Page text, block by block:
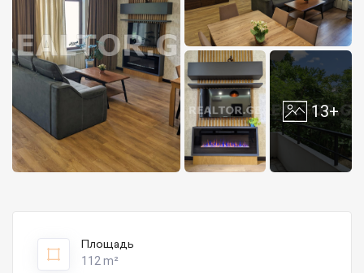
13+
Площадь
112 m²